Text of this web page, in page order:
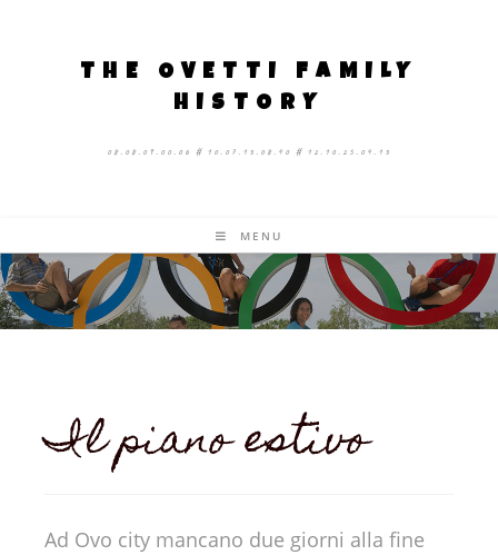
THE OVETTI FAMILY
HISTORY
08.08.09.00.06 # 10.07.13.08.40 # 12.10.25.04.13
MENU
Il piano estivo
Ad Ovo city mancano due giorni alla fine